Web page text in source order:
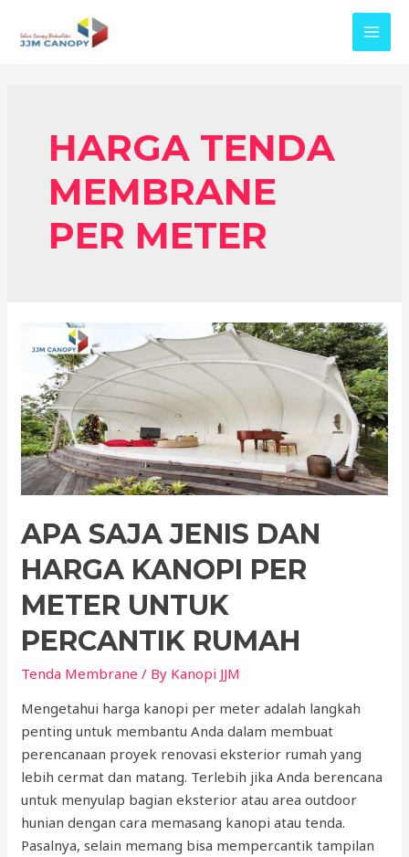
HARGA TENDA
MEMBRANE
PER METER
APA SAJA JENIS DAN
HARGA KANOPI PER
METER UNTUK
PERCANTIK RUMAH
Tenda Membrane / By Kanopi JJM
Mengetahui harga kanopi per meter adalah langkah
penting untuk membantu Anda dalam membuat
perencanaan proyek renovasi eksterior rumah yang
lebih cermat dan matang. Terlebih jika Anda berencana
untuk menyulap bagian eksterior atau area outdoor
hunian dengan cara memasang kanopi atau tenda.
Pasalnya, selain memang bisa mempercantik tampilan